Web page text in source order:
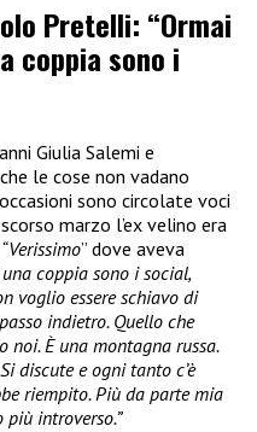
Pretelli: “Ormai
coppia sono i
Giulia Salemi e
le cose non vadano
sono circolate voci
marzo l’ex velino era
“Verissimo” dove aveva
coppia sono i social,
voglio essere schiavo di
indietro. Quello che
noi. È una montagna russa.
Si discute e ogni tanto c’è
riempito. Più da parte mia
più introverso.”